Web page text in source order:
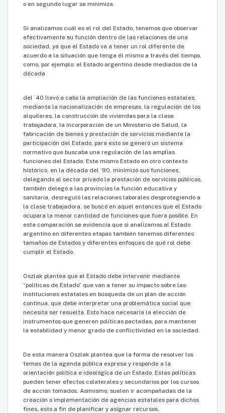
o en segundo lugar se minimiza.
Si analizamos cuál es el rol del Estado, tenemos que observar
efectivamente su función dentro de las relaciones de una
sociedad, ya que el Estado va a tener un rol diferente de
acuerdo a la situación que tenga él mismo a través del tiempo,
como, por ejemplo: el Estado argentino desde mediados de la
década
del ´40 llevó a cabo la ampliación de las funciones estatales,
mediante la nacionalización de empresas, la regulación de los
alquileres, la construcción de viviendas para la clase
trabajadora, la incorporación de un Ministerio de Salud, la
fabricación de bienes y prestación de servicios mediante la
participación del Estado, para esto se generó un sistema
normativo que buscaba una regulación de las amplias
funciones del Estado. Este mismo Estado en otro contexto
histórico, en la década del ‘90, minimizó sus funciones,
delegando al sector privado la prestación de servicios públicos,
también delegó a las provincias la función educativa y
sanitaria, desreguló las relaciones laborales desprotegiendo a
la clase trabajadora, se buscó en aquel entonces que el Estado
ocupara la menor cantidad de funciones que fuera posible. En
esta comparación se evidencia que si analizamos al Estado
argentino en diferentes etapas también tenemos diferentes
tamaños de Estados y diferentes enfoques de qué rol debe
cumplir el Estado.
Oszlak plantea que el Estado debe intervenir mediante
“políticas de Estado” que van a tener su impacto sobre las
instituciones estatales en búsqueda de un plan de acción
continua, que debe interpretar una problemática social que
necesita ser resuelta. Esto hace necesaria la elección de
instrumentos que generen políticas pactadas, para mantener
la estabilidad y menor grado de conflictividad en la sociedad.
De esta manera Oszlak plantea que la forma de resolver los
temas de la agenda pública expresa y responde a la
orientación política e ideológica de un Estado. Estas políticas
pueden tener efectos colaterales y secundarios por los cursos
de acción tomados. Asimismo, suelen ir acompañadas de la
creación o implementación de agencias estatales para dichos
fines, esto a fin de planificar y asignar recursos.